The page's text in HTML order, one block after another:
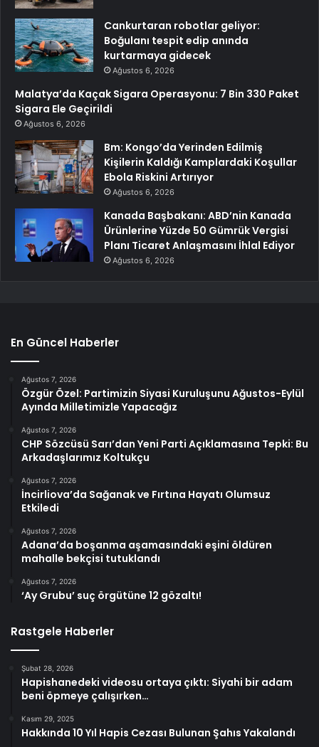
Cankurtaran robotlar geliyor:
Boğulanı tespit edip anında
kurtarmaya gidecek
Ağustos 6, 2026
Malatya’da Kaçak Sigara Operasyonu: 7 Bin 330 Paket
Sigara Ele Geçirildi
Ağustos 6, 2026
Bm: Kongo’da Yerinden Edilmiş
Kişilerin Kaldığı Kamplardaki Koşullar
Ebola Riskini Artırıyor
Ağustos 6, 2026
Kanada Başbakanı: ABD’nin Kanada
Ürünlerine Yüzde 50 Gümrük Vergisi
Planı Ticaret Anlaşmasını İhlal Ediyor
Ağustos 6, 2026
En Güncel Haberler
Ağustos 7, 2026
Özgür Özel: Partimizin Siyasi Kuruluşunu Ağustos-Eylül
Ayında Milletimizle Yapacağız
Ağustos 7, 2026
CHP Sözcüsü Sarı’dan Yeni Parti Açıklamasına Tepki: Bu
Arkadaşlarımız Koltukçu
Ağustos 7, 2026
İncirliova’da Sağanak ve Fırtına Hayatı Olumsuz
Etkiledi
Ağustos 7, 2026
Adana’da boşanma aşamasındaki eşini öldüren
mahalle bekçisi tutuklandı
Ağustos 7, 2026
‘Ay Grubu’ suç örgütüne 12 gözaltı!
Rastgele Haberler
Şubat 28, 2026
Hapishanedeki videosu ortaya çıktı: Siyahi bir adam
beni öpmeye çalışırken…
Kasım 29, 2025
Hakkında 10 Yıl Hapis Cezası Bulunan Şahıs Yakalandı